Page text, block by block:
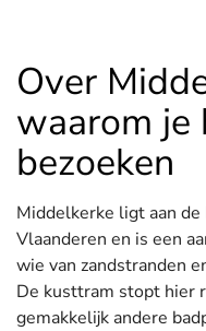
Hotels in
Over
waarom je
bezoeken
Middelkerke ligt aan
Vlaanderen en is een
wie van zandstranden
De kusttram stopt hier
gemakkelijk andere